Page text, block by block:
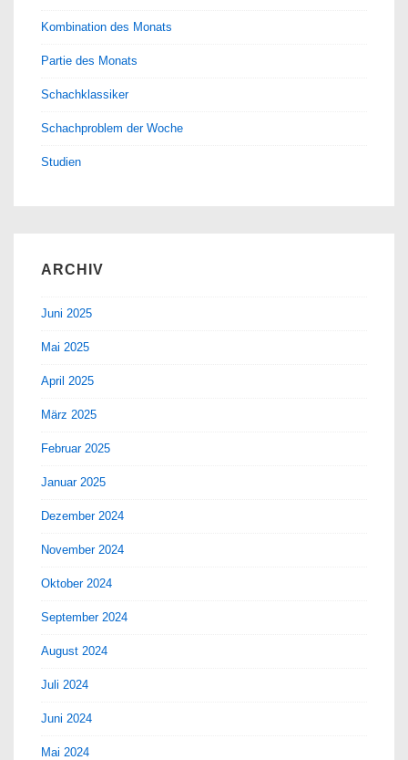
Kombination des Monats
Partie des Monats
Schachklassiker
Schachproblem der Woche
Studien
ARCHIV
Juni 2025
Mai 2025
April 2025
März 2025
Februar 2025
Januar 2025
Dezember 2024
November 2024
Oktober 2024
September 2024
August 2024
Juli 2024
Juni 2024
Mai 2024